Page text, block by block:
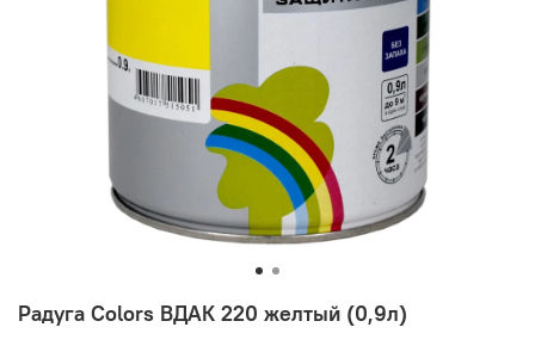
Радуга Colors ВДАК 220 желтый (0,9л)